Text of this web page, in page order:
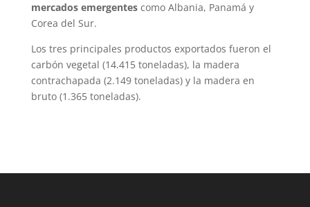
mercados emergentescomo Albania, Panamá y
Corea del Sur.
Los tres principales productos exportados fueron el
carbón vegetal (14.415 toneladas), la madera
contrachapada (2.149 toneladas) y la madera en
bruto (1.365 toneladas).